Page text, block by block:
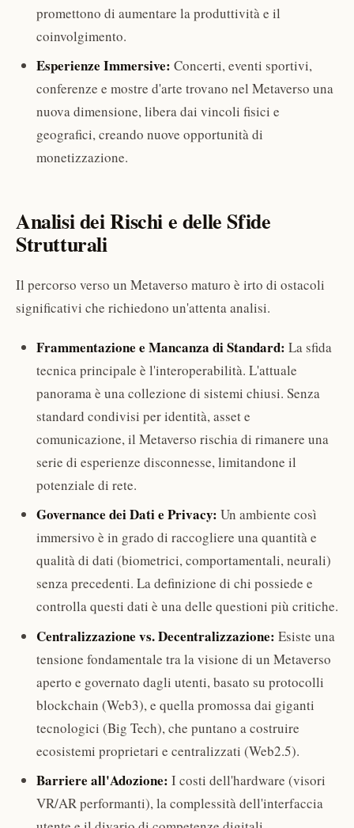
promettono di aumentare la produttività e il
coinvolgimento.
Esperienze Immersive: Concerti, eventi sportivi,
conferenze e mostre d'arte trovano nel Metaverso una
nuova dimensione, libera dai vincoli fisici e
geografici, creando nuove opportunità di
monetizzazione.
Analisi dei Rischi e delle Sfide
Strutturali
Il percorso verso un Metaverso maturo è irto di ostacoli
significativi che richiedono un'attenta analisi.
Frammentazione e Mancanza di Standard: La sfida
tecnica principale è l'interoperabilità. L'attuale
panorama è una collezione di sistemi chiusi. Senza
standard condivisi per identità, asset e
comunicazione, il Metaverso rischia di rimanere una
serie di esperienze disconnesse, limitandone il
potenziale di rete.
Governance dei Dati e Privacy: Un ambiente così
immersivo è in grado di raccogliere una quantità e
qualità di dati (biometrici, comportamentali, neurali)
senza precedenti. La definizione di chi possiede e
controlla questi dati è una delle questioni più critiche.
Centralizzazione vs. Decentralizzazione: Esiste una
tensione fondamentale tra la visione di un Metaverso
aperto e governato dagli utenti, basato su protocolli
blockchain (Web3), e quella promossa dai giganti
tecnologici (Big Tech), che puntano a costruire
ecosistemi proprietari e centralizzati (Web2.5).
Barriere all'Adozione: I costi dell'hardware (visori
VR/AR performanti), la complessità dell'interfaccia